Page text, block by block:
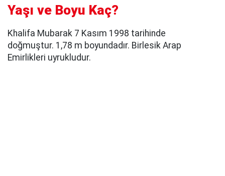
Yaşı ve Boyu Kaç?
Khalifa Mubarak 7 Kasım 1998 tarihinde
doğmuştur. 1,78 m boyundadır. Birlesik Arap
Emirlikleri uyrukludur.